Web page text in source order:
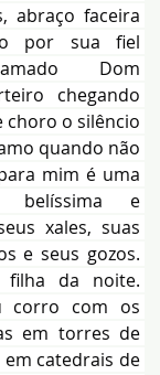
abraço faceira
por sua fiel
Dom
chegando
choro o silêncio
quando não
mim é uma
belíssima e
xales, suas
e seus gozos.
da noite.
corro com os
em torres de
catedrais de